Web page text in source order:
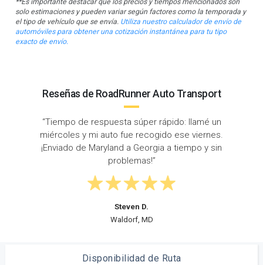
solo estimaciones y pueden variar según factores como la temporada y
el tipo de vehículo que se envía. Utiliza nuestro calculador de envío de
automóviles para obtener una cotización instantánea para tu tipo
exacto de envío.
Reseñas de RoadRunner Auto Transport
“Envié mi Tacoma desde Baltimore hasta
GA con RoadRunner. Me mantuvieron bien
todo el tiempo y fueron muy
Disponibilidad de Ruta